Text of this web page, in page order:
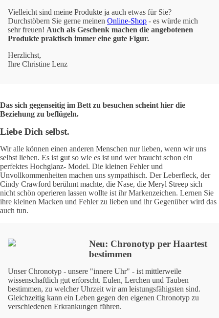
Vielleicht sind meine Produkte ja auch etwas für Sie?
Durchstöbern Sie gerne meinen Online-Shop - es würde mich
sehr freuen! Auch als Geschenk machen die angebotenen
Produkte praktisch immer eine gute Figur.
Herzlichst,
Ihre Christine Lenz
Das sich gegenseitig im Bett zu besuchen scheint hier die
Beziehung zu beflügeln.
Liebe Dich selbst.
Wir alle können einen anderen Menschen nur lieben, wenn wir uns
selbst lieben. Es ist gut so wie es ist und wer braucht schon ein
perfektes Hochglanz- Model. Die kleinen Fehler und
Unvollkommenheiten machen uns sympathisch. Der Leberfleck, der
Cindy Crawford berühmt machte, die Nase, die Meryl Streep sich
nicht schön operieren lassen wollte ist ihr Markenzeichen. Lernen Sie
ihre kleinen Macken und Fehler zu lieben und ihr Gegenüber wird das
auch tun.
Neu: Chronotyp per Haartest
bestimmen
Unser Chronotyp - unsere "innere Uhr" - ist mittlerweile
wissenschaftlich gut erforscht. Eulen, Lerchen und Tauben
bestimmen, zu welcher Uhrzeit wir am leistungsfähigsten sind.
Gleichzeitig kann ein Leben gegen den eigenen Chronotyp zu
verschiedenen Erkrankungen führen.